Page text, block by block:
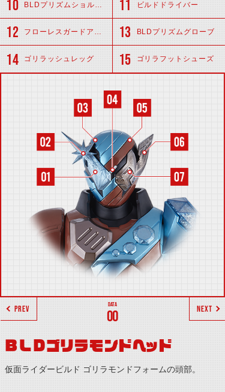
BLDプリズムショルダー ビルドドライバー
フローレスガードアーム BLDプリズムグローブ
ゴリラッシュレッグ ゴリラフットシューズ
00
PREV NEXT
BLDゴリラモンドヘッド
仮面ライダービルド ゴリラモンドフォームの頭部。